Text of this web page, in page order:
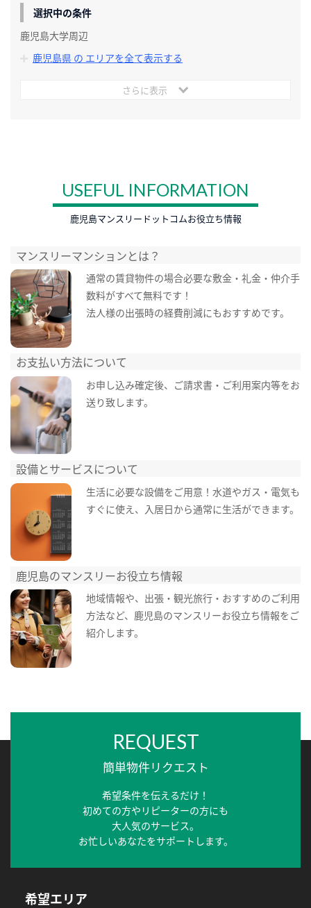
選択中の条件
鹿児島大学周辺
鹿児島県 の エリアを全て表示する
さらに表示
USEFUL INFORMATION
鹿児島マンスリードットコムお役立ち情報
マンスリーマンションとは？
通常の賃貸物件の場合必要な敷金・礼金・仲介手
数料がすべて無料です！
法人様の出張時の経費削減にもおすすめです。
お支払い方法について
お申し込み確定後、ご請求書・ご利用案内等をお
送り致します。
設備とサービスについて
生活に必要な設備をご用意！水道やガス・電気も
すぐに使え、入居日から通常に生活ができます。
鹿児島のマンスリーお役立ち情報
地域情報や、出張・観光旅行・おすすめのご利用
方法など、鹿児島のマンスリーお役立ち情報をご
紹介します。
REQUEST
簡単物件リクエスト
希望条件を伝えるだけ！
初めての方やリピーターの方にも
大人気のサービス。
お忙しいあなたをサポートします。
希望エリア